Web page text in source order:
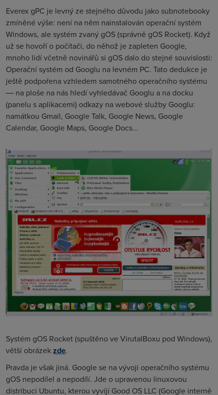
Everex gPC je levný ze stejného důvodu jako subnotebooky
zmíněné výše: není na něm nainstalován operační systém
Windows, ale systém zvaný gOS (správně gOS Rocket). Když
už se hovoří o počítači, do něhož je zapleten Google,
mnoho lidí včetně novinářů si gOS dalo do stejné souvislosti:
Operační systém od Googlu na levném PC. Tato dedukce je
ještě podpořena vzhledem samotného operačního systému
― na ploše na nás hledí vyhledávač Googlu a na docku
(panelu s aplikacemi) odkazy na webové služby Googlu:
namátkou Gmail, Google Talk, Google News, Google
Calendar, Google Maps, Google Docs...
Systém gOS Rocket (spuštěno ve VirutalBoxu pod Windows),
větší obrázekzde.
Pravda je však jiná. Google se na vývoji operačního systému
gOS nepodílel a nepodílí. Jde o upravenou linuxovou
distribuci Ubuntu, kterou vyvíjí Good OS LLC (Google interně